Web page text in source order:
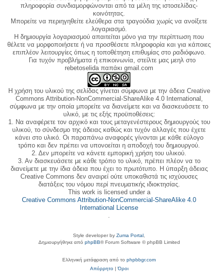
πληροφορία συνδιαμορφώνονται από τα μέλη της ιστοσελίδας-
κοινότητας.
Μπορείτε να περιηγηθείτε ελεύθερα στα τραγούδια χωρίς να ανοίξετε
λογαριασμό.
Η δημιουργία λογαριασμού απαιτείται μόνο για την περίπτωση που
θέλετε να μορφοποιήσετε ή να προσθέσετε πληροφορία και για κάποιες
επιπλέον λειτουργίες όπως η τοποθέτηση επιθυμίας στο ραδιόφωνο.
Για τυχόν προβλήματα ή επικοινωνία, στείλτε μας μεηλ στο
rebetoselida παπάκι gmail.com
Η χρήση του υλικού της σελίδας γίνεται σύμφωνα με την άδεια Creative
Commons Attribution-NonCommercial-ShareAlike 4.0 International,
σύμφωνα με την οποία μπορείτε να διανείμετε και να διασκευάσετε το
υλικό, με τις εξής προϋποθέσεις:
1. Να αναφέρετε τον αρχικό και τους μεταγενέστερους δημιουργούς του
υλικού, το σύνδεσμο της άδειας καθώς και τυχόν αλλαγές που έχετε
κάνει στο υλικό. Οι παραπάνω αναφορές γίνονται με κάθε εύλογο
τρόπο και δεν πρέπει να υπονοείται η αποδοχή του δημιουργού.
2. Δεν μπορείτε να κάνετε εμπορική χρήση του υλικού.
3. Αν διασκευάσετε με κάθε τρόπο το υλικό, πρέπει πλέον να το
διανείμετε με την ίδια άδεια που έχει το πρωτότυπο. Η ύπαρξη άδειας
Creative Commons δεν αναιρεί ούτε υποκαθιστά τις ισχύουσες
διατάξεις του νόμου περί πνευματικής ιδιοκτησίας.
This work is licensed under a
Creative Commons Attribution-NonCommercial-ShareAlike 4.0
International License
.
Style developer by Zuma Portal
Δημιουργήθηκε από phpBB® Forum Software © phpBB Limited
Ελληνική μετάφραση από το phpbbgr.com
Απόρρητο|Όροι